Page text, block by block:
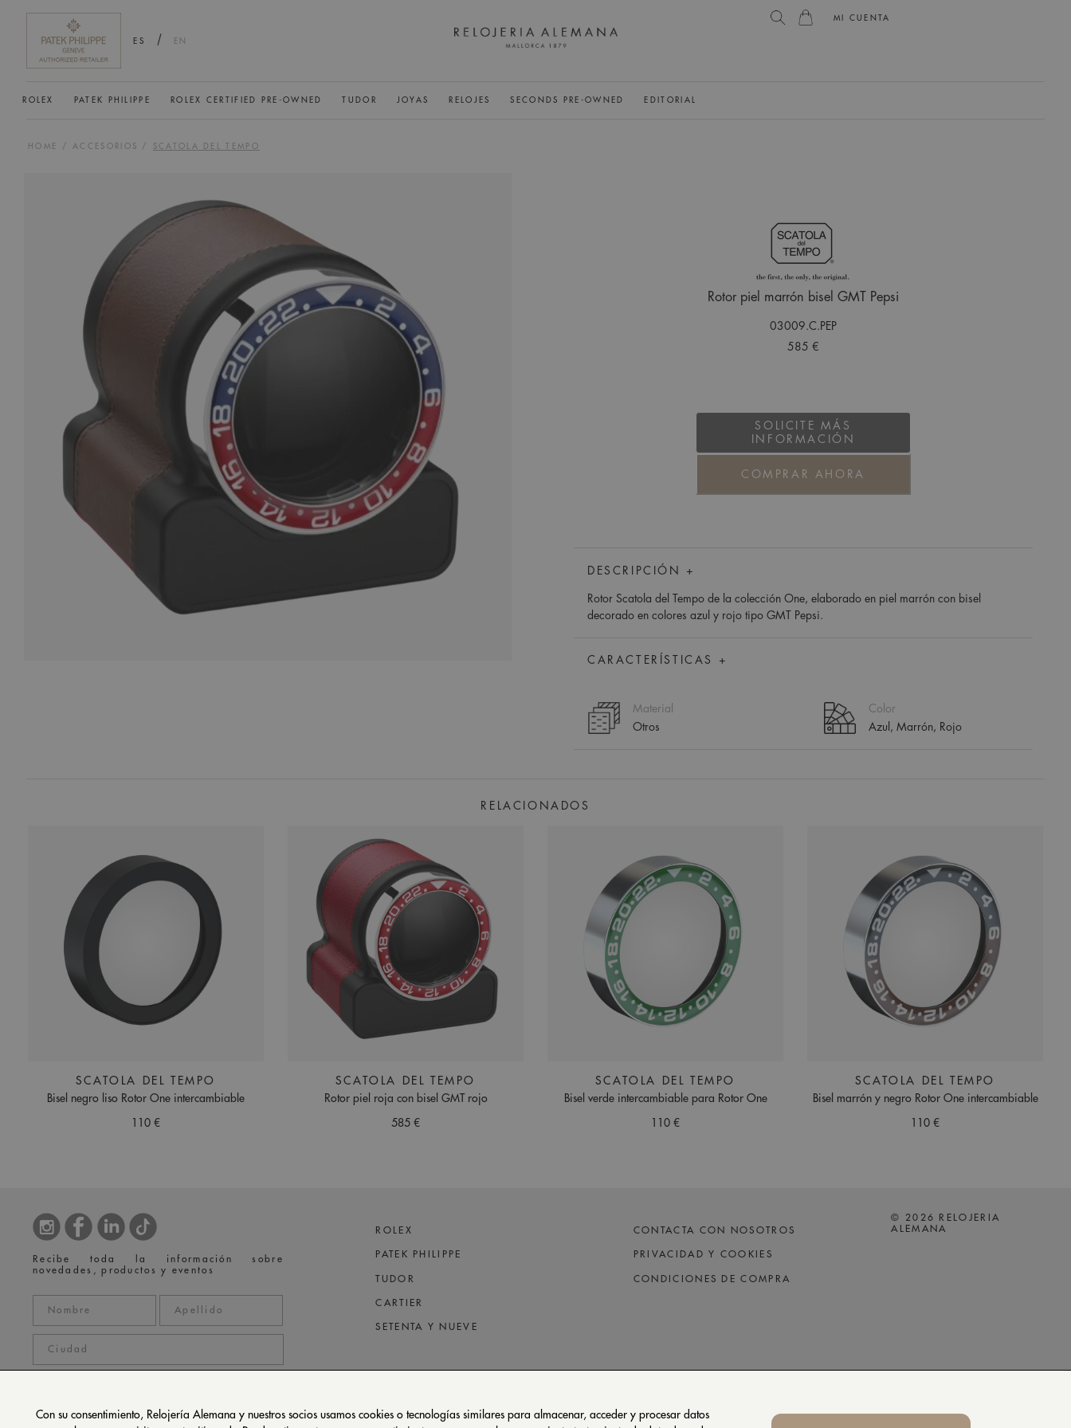
Con su consentimiento, Relojería Alemana y nuestros socios usamos cookies o tecnologías similares para almacenar, acceder y procesar datos
MI CUENTA
ES / EN
ROLEX PATEK PHILIPPE ROLEX CERTIFIED PRE-OWNED TUDOR JOYAS RELOJES SECONDS PRE-OWNED EDITORIAL
HOME / ACCESORIOS / SCATOLA DEL TEMPO
Rotor piel marrón bisel GMT Pepsi
03009.C.PEP
585 €
SOLICITE MÁS
INFORMACIÓN
COMPRAR AHORA
DESCRIPCIÓN +
Rotor Scatola del Tempo de la colección One, elaborado en piel marrón con bisel
decorado en colores azul y rojo tipo GMT Pepsi.
CARACTERÍSTICAS +
Material
Otros
Color
Azul, Marrón, Rojo
RELACIONADOS
SCATOLA DEL TEMPO
Bisel negro liso Rotor One intercambiable
110 €
SCATOLA DEL TEMPO
Rotor piel roja con bisel GMT rojo
585 €
SCATOLA DEL TEMPO
Bisel verde intercambiable para Rotor One
110 €
SCATOLA DEL TEMPO
Bisel marrón y negro Rotor One intercambiable
110 €
Recibe toda la información sobre
novedades, productos y eventos
ROLEX
PATEK PHILIPPE
TUDOR
CARTIER
SETENTA Y NUEVE
CONTACTA CON NOSOTROS
PRIVACIDAD Y COOKIES
CONDICIONES DE COMPRA
© 2026 RELOJERIA
ALEMANA